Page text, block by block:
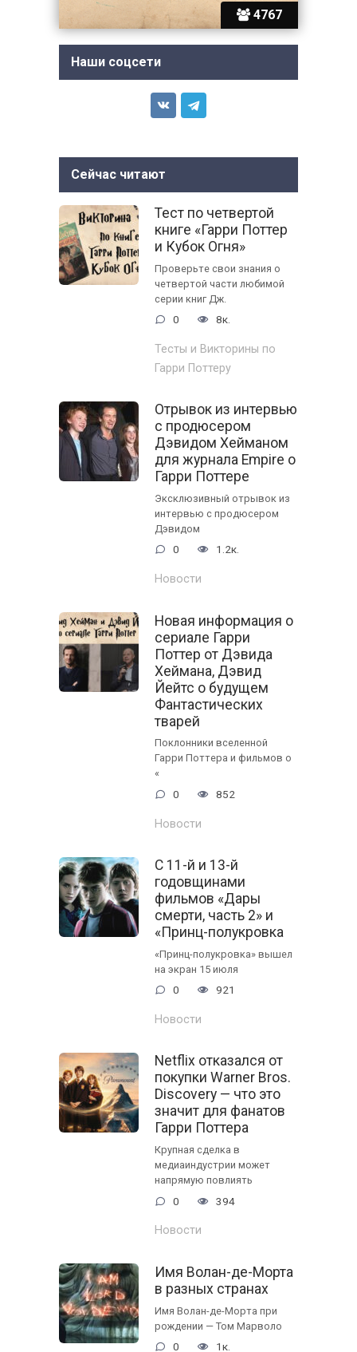
4767
Наши соцсети
Сейчас читают
Тест по четвертой
книге «Гарри Поттер
и Кубок Огня»
Проверьте свои знания о
четвертой части любимой
серии книг Дж.
0 8к.
Тесты и Викторины по
Гарри Поттеру
Отрывок из интервью
с продюсером
Дэвидом Хейманом
для журнала Empire о
Гарри Поттере
Эксклюзивный отрывок из
интервью с продюсером
Дэвидом
0 1.2к.
Новости
Новая информация о
сериале Гарри
Поттер от Дэвида
Хеймана, Дэвид
Йейтс о будущем
Фантастических
тварей
Поклонники вселенной
Гарри Поттера и фильмов о
«
0 852
Новости
С 11-й и 13-й
годовщинами
фильмов «Дары
смерти, часть 2» и
«Принц-полукровка
«Принц-полукровка» вышел
на экран 15 июля
0 921
Новости
Netflix отказался от
покупки Warner Bros.
Discovery — что это
значит для фанатов
Гарри Поттера
Крупная сделка в
медиаиндустрии может
напрямую повлиять
0 394
Новости
Имя Волан-де-Морта
в разных странах
Имя Волан-де-Морта при
рождении — Том Марволо
0 1к.